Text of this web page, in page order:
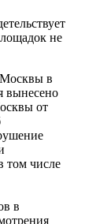
не
в
вынесено
от
том числе
в